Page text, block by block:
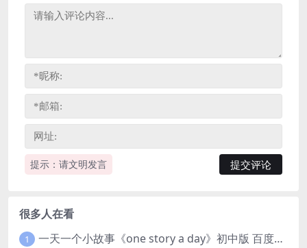
提示：请文明发言
很多人在看
1 一天一个小故事《one story a day》初中版 百度网盘分享下载